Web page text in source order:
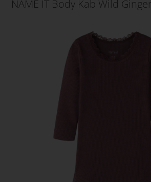
NAME IT Body Kab Wild Ginger